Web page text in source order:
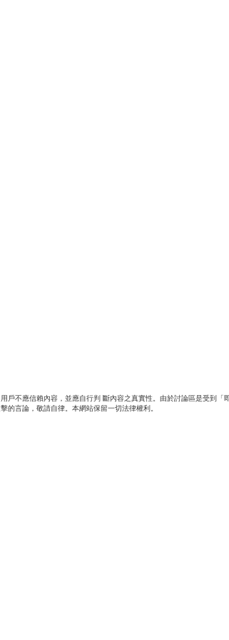
不應信賴內容，並應自行判 斷內容之真實性。由於討論區是受到「
的言論，敬請自律。本網站保留一切法律權利。